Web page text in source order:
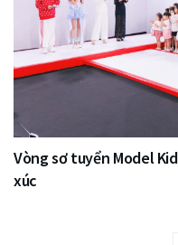
Vòng sơ tuyển Model
xúc